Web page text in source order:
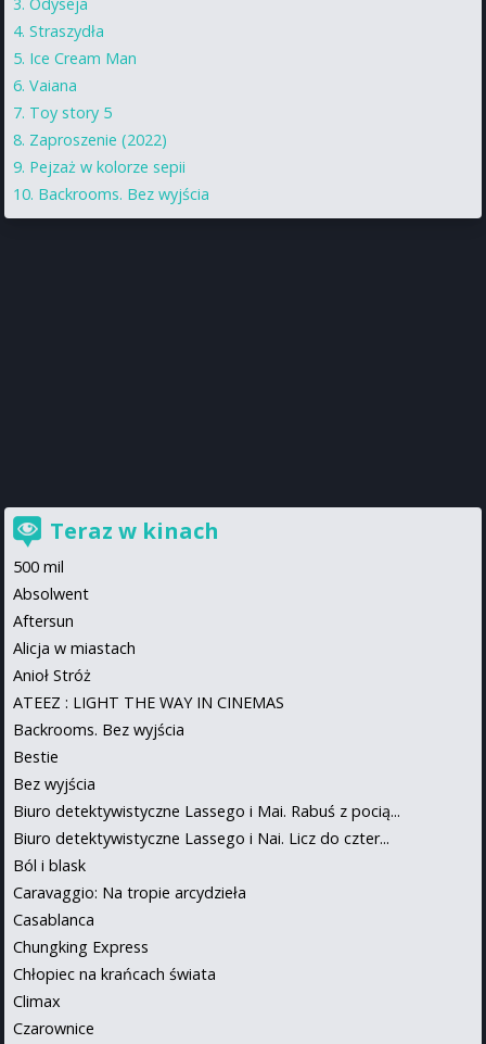
Straszydła
Ice Cream Man
Vaiana
Toy story 5
Zaproszenie (2022)
Pejzaż w kolorze sepii
Backrooms. Bez wyjścia
Teraz w kinach
500 mil
Absolwent
Aftersun
Alicja w miastach
Anioł Stróż
ATEEZ : LIGHT THE WAY IN CINEMAS
Backrooms. Bez wyjścia
Bestie
Bez wyjścia
Biuro detektywistyczne Lassego i Mai. Rabuś z pocią...
Biuro detektywistyczne Lassego i Nai. Licz do czter...
Ból i blask
Caravaggio: Na tropie arcydzieła
Casablanca
Chungking Express
Chłopiec na krańcach świata
Climax
Czarownice